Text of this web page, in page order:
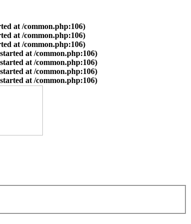
at /common.php:106)
at /common.php:106)
at /common.php:106)
at /common.php:106)
at /common.php:106)
at /common.php:106)
at /common.php:106)